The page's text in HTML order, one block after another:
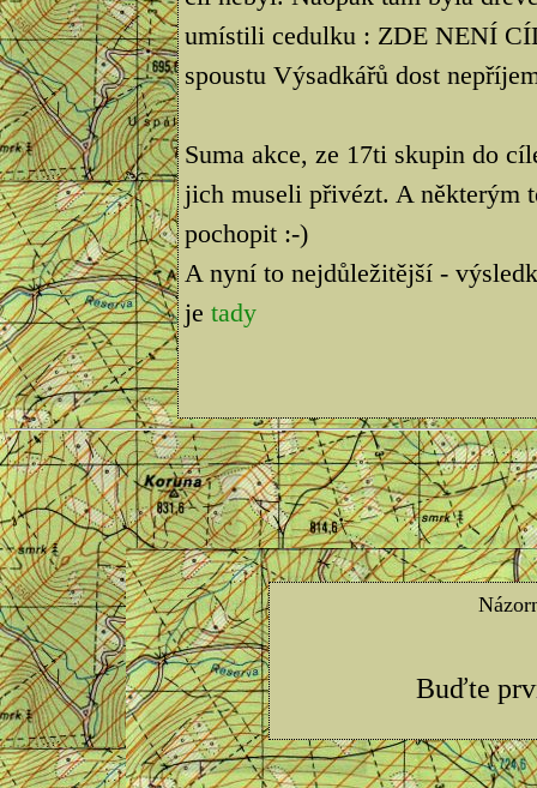
umístili cedulku : ZDE NENÍ
spoustu Výsadkářů dost
Suma akce, ze 17ti skupin do
jich museli přivézt. A některým
pochopit :-)
A nyní to nejdůležitější -
je tady